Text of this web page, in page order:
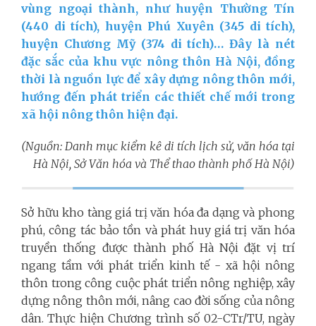
vùng ngoại thành, như huyện Thường Tín
(440 di tích), huyện Phú Xuyên (345 di tích),
huyện Chương Mỹ (374 di tích)… Đây là nét
đặc sắc của khu vực nông thôn Hà Nội, đồng
thời là nguồn lực để xây dựng nông thôn mới,
hướng đến phát triển các thiết chế mới trong
xã hội nông thôn hiện đại.
(Nguồn: Danh mục kiểm kê di tích lịch sử, văn hóa tại
Hà Nội, Sở Văn hóa và Thể thao thành phố Hà Nội)
Sở hữu kho tàng giá trị văn hóa đa dạng và phong
phú, công tác bảo tồn và phát huy giá trị văn hóa
truyền thống được thành phố Hà Nội đặt vị trí
ngang tầm với phát triển kinh tế - xã hội nông
thôn trong công cuộc phát triển nông nghiệp, xây
dựng nông thôn mới, nâng cao đời sống của nông
dân. Thực hiện Chương trình số 02-CTr/TU, ngày